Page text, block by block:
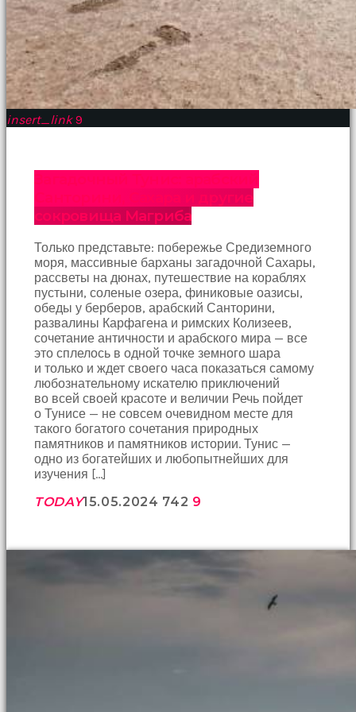
Bu
kadın
bir
süreliğine
ortadan
kaybolduğunda
evde
oda
brazzers
banyoda
gördüğümde
memelerinin
fotoğrafını
selfie
çekerken
yakaladım
porno
sessizce
izliyordum
benim
izlediğimi
insert_link 9
Санторини, Сахара и другие
сокровища Магриба
Только представьте: побережье Средиземного
моря, массивные барханы загадочной Сахары,
рассветы на дюнах, путешествие на кораблях
пустыни, соленые озера, финиковые оазисы,
обеды у берберов, арабский Санторини,
развалины Карфагена и римских Колизеев,
сочетание античности и арабского мира — все
это сплелось в одной точке земного шара
и только и ждет своего часа показаться самому
любознательному искателю приключений
во всей своей красоте и величии Речь пойдет
о Тунисе — не совсем очевидном месте для
такого богатого сочетания природных
памятников и памятников истории. Тунис —
одно из богатейших и любопытнейших для
изучения […]
TODAY15.05.2024 742 9